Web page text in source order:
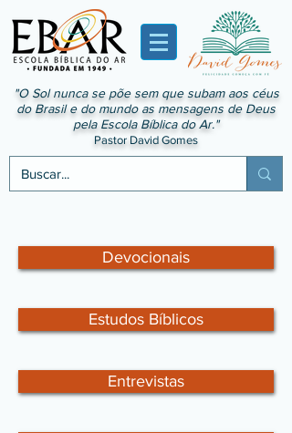
"O Sol nunca se põe sem que subam aos céus
do Brasil e do mundo as mensagens de Deus
pela Escola Bíblica do Ar."
Pastor David Gomes
Devocionais
Estudos Bíblicos
Entrevistas